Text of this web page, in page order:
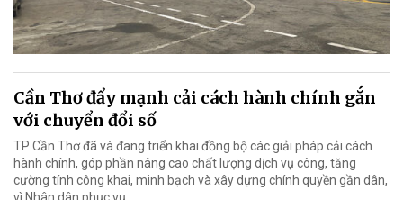
Cần Thơ đẩy mạnh cải cách hành chính gắn
với chuyển đổi số
TP Cần Thơ đã và đang triển khai đồng bộ các giải pháp cải cách
hành chính, góp phần nâng cao chất lượng dịch vụ công, tăng
cường tính công khai, minh bạch và xây dựng chính quyền gần dân,